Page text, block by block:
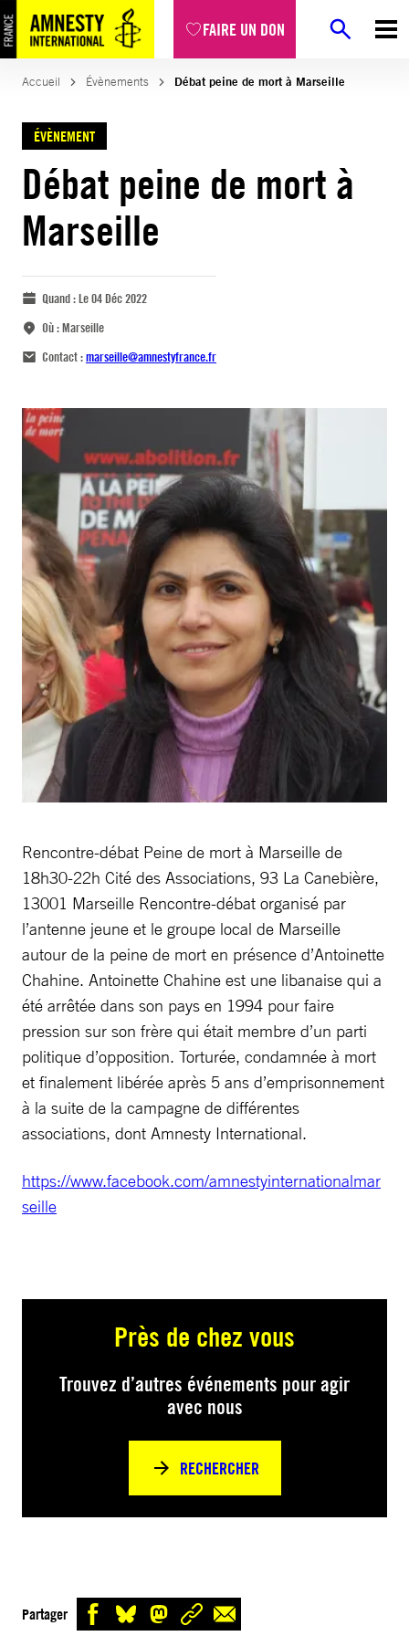
FAIRE UN DON
Accueil Évènements Débat peine de mort à Marseille
ÉVÈNEMENT
Débat peine de mort à
Marseille
Quand :Le 04 Déc 2022
Où :Marseille
Contact :marseille@amnestyfrance.fr
Rencontre-débat Peine de mort à Marseille de
18h30-22h Cité des Associations, 93 La Canebière,
13001 Marseille Rencontre-débat organisé par
l’antenne jeune et le groupe local de Marseille
autour de la peine de mort en présence d’Antoinette
Chahine. Antoinette Chahine est une libanaise qui a
été arrêtée dans son pays en 1994 pour faire
pression sur son frère qui était membre d’un parti
politique d’opposition. Torturée, condamnée à mort
et finalement libérée après 5 ans d’emprisonnement
à la suite de la campagne de différentes
associations, dont Amnesty International.
https://www.facebook.com/amnestyinternationalmar
seille
Près de chez vous
Trouvez d’autres événements pour agir
avec nous
RECHERCHER
Partager